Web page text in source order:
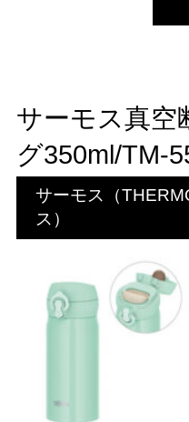
サーモス真空
グ350ml/TM-
サーモス（
ス）